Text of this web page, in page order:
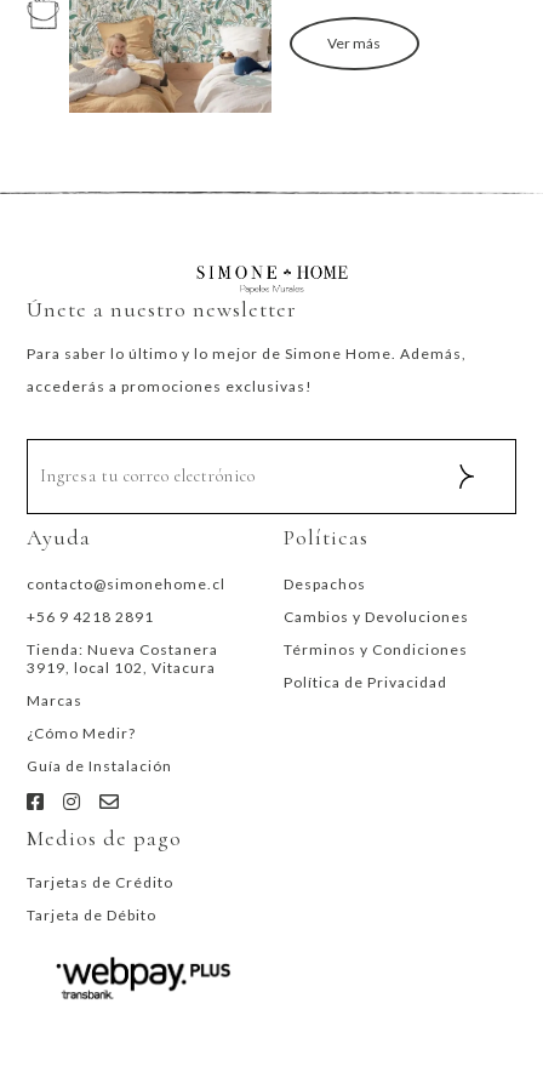
Ver más
Únete a nuestro newsletter
Para saber lo último y lo mejor de Simone Home. Además,
accederás a promociones exclusivas!
Ayuda
contacto@simonehome.cl
+56 9 4218 2891
Tienda: Nueva Costanera
3919, local 102, Vitacura
Marcas
¿Cómo Medir?
Guía de Instalación
Políticas
Despachos
Cambios y Devoluciones
Términos y Condiciones
Política de Privacidad
Medios de pago
Tarjetas de Crédito
Tarjeta de Débito